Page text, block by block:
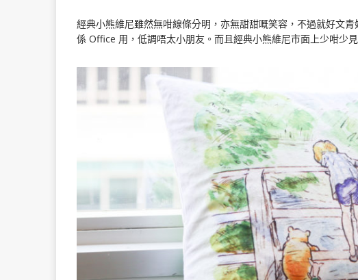
經典小熊維尼雖然無咁線條分明，亦無甜甜嘅笑容，不過就好文
係 Office 用，低調唔太小朋友。而且經典小熊維尼市面上少咁少